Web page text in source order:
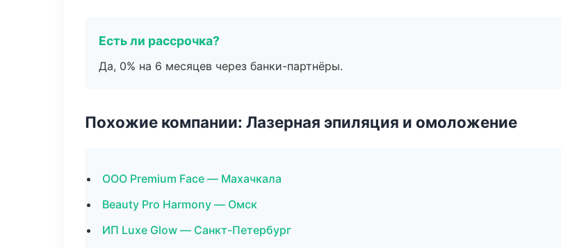
Есть ли рассрочка?
Да, 0% на 6 месяцев через банки-партнёры.
Похожие компании: Лазерная эпиляция и омоложение
ООО Premium Face — Махачкала
Beauty Pro Harmony — Омск
ИП Luxe Glow — Санкт-Петербург